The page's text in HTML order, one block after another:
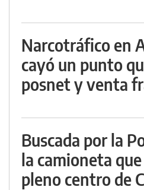
Narcotráfico en
cayó un punto
posnet y venta
Buscada por la
la camioneta
pleno centro de